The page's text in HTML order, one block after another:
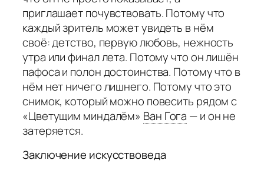
приглашает почувствовать. Потому что
каждый зритель может увидеть в нём
своё: детство, первую любовь, нежность
утра или финал лета. Потому что он лишён
пафоса и полон достоинства. Потому что в
нём нет ничего лишнего. Потому что это
снимок, который можно повесить рядом с
«Цветущим миндалём» Ван Гога — и он не
затеряется.
Заключение искусствоведа